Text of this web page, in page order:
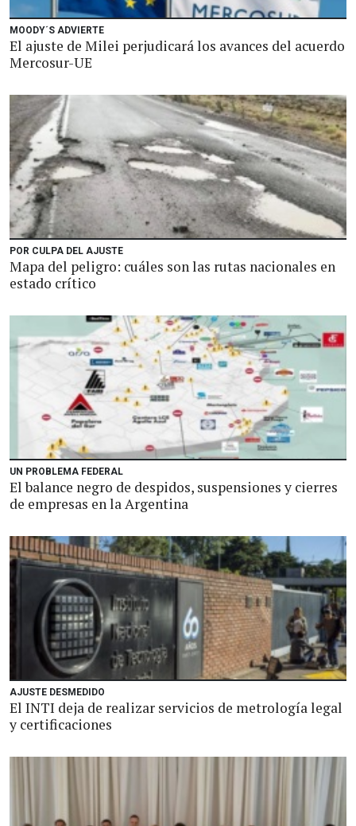
MOODY´S ADVIERTE
El ajuste de Milei perjudicará los avances del acuerdo
Mercosur-UE
POR CULPA DEL AJUSTE
Mapa del peligro: cuáles son las rutas nacionales en
estado crítico
UN PROBLEMA FEDERAL
El balance negro de despidos, suspensiones y cierres
de empresas en la Argentina
AJUSTE DESMEDIDO
El INTI deja de realizar servicios de metrología legal
y certificaciones